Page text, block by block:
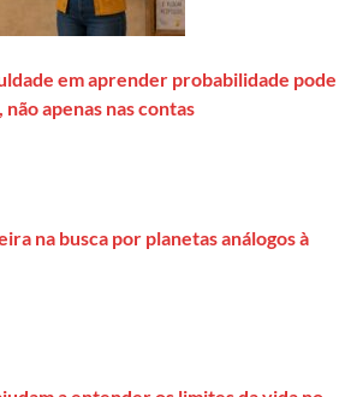
em aprender probabilidade pode
apenas nas contas
na busca por planetas análogos à